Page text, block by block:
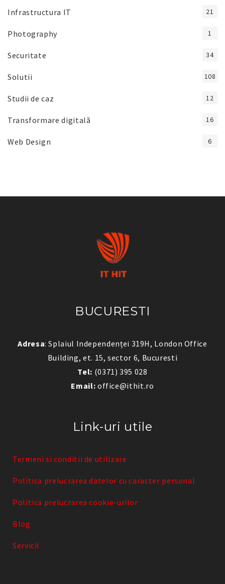
Infrastructura IT 21
Photography 1
Securitate 34
Solutii 108
Studii de caz 12
Transformare digitală 16
Web Design 6
BUCURESTI
Adresa: Splaiul Independenței 319H, London Office
Building, et. 15, sector 6, Bucuresti
Tel: (0371) 395 028
Email: office@ithit.ro
Link-uri utile
Termeni si conditii de utilizare
Politica prelucrarea datelor cu caracter personal
Politica prelucrarea cookie-urilor
Blog
Servicii